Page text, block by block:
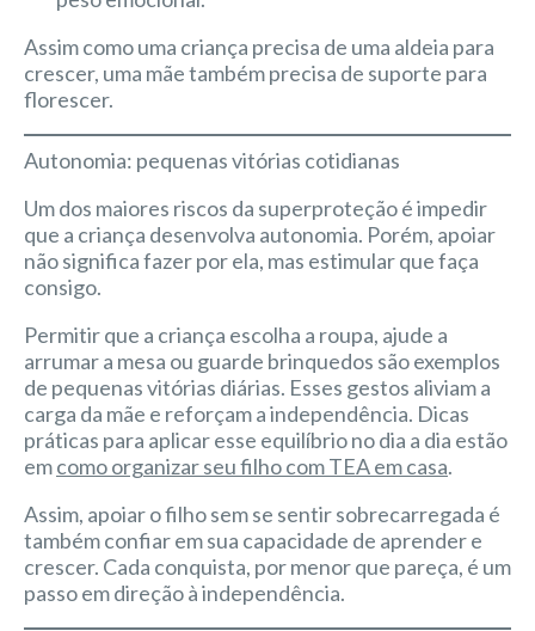
Assim como uma criança precisa de uma aldeia para
crescer, uma mãe também precisa de suporte para
florescer.
Autonomia: pequenas vitórias cotidianas
Um dos maiores riscos da superproteção é impedir
que a criança desenvolva autonomia. Porém, apoiar
não significa fazer por ela, mas estimular que faça
consigo.
Permitir que a criança escolha a roupa, ajude a
arrumar a mesa ou guarde brinquedos são exemplos
de pequenas vitórias diárias. Esses gestos aliviam a
carga da mãe e reforçam a independência. Dicas
práticas para aplicar esse equilíbrio no dia a dia estão
emcomo organizar seu filho com TEA em casa.
Assim, apoiar o filho sem se sentir sobrecarregada é
também confiar em sua capacidade de aprender e
crescer. Cada conquista, por menor que pareça, é um
passo em direção à independência.